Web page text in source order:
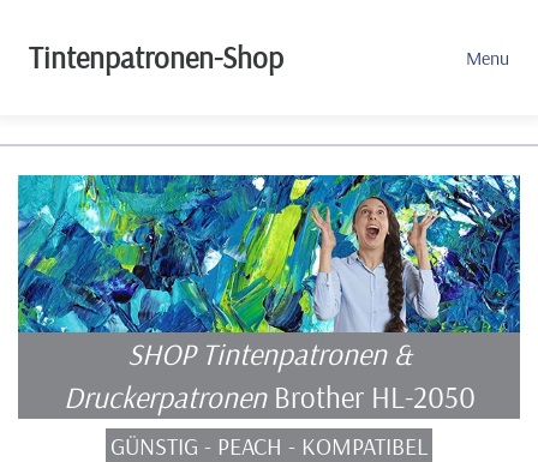
Tintenpatronen-Shop Menu
SHOP Tintenpatronen &
Druckerpatronen Brother HL-2050
GÜNSTIG - PEACH - KOMPATIBEL